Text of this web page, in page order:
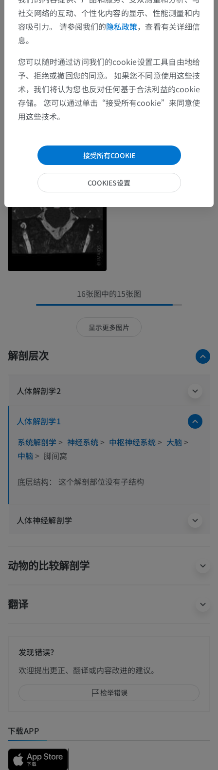
16张图中的15张图
显示更多图片
解剖层次
人体解剖学2
人体解剖学1
系统解剖学 > 神经系统> 中枢神经系统> 大脑 >
中脑 > 脚间窝
底层结构： 这个解剖部位没有子结构
人体神经解剖学
动物的比较解剖学
翻译
发现错误？
欢迎提出更正、翻译或内容改进的建议。
检举错误
下载APP
社交网络的互动、个性化内容的显示、性能测量和内
容吸引力。 请参阅我们的隐私政策，查看有关详细信
息。
您可以随时通过访问我们的cookie设置工具自由地给
予、拒绝或撤回您的同意。 如果您不同意使用这些技
术，我们将认为您也反对任何基于合法利益的cookie
存储。 您可以通过单击“接受所有cookie”来同意使
用这些技术。
接受所有COOKIE
COOKIES设置